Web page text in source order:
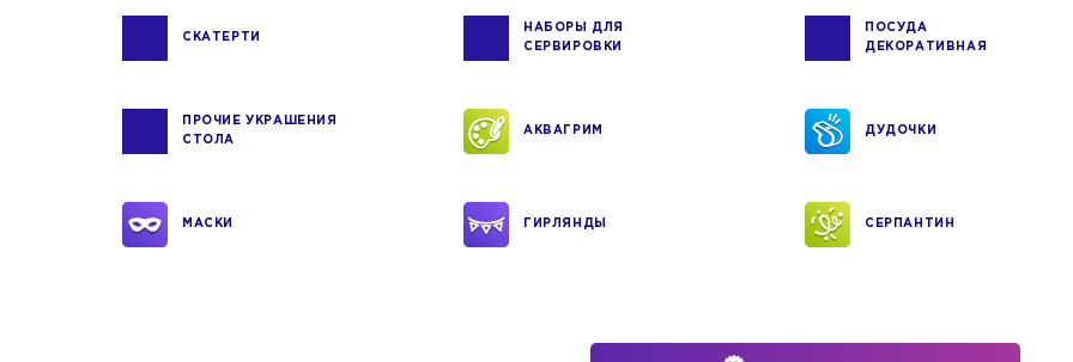
СКАТЕРТИ
НАБОРЫ ДЛЯ
СЕРВИРОВКИ
ПОСУДА
ДЕКОРАТИВНАЯ
ПРОЧИЕ УКРАШЕНИЯ
СТОЛА
АКВАГРИМ ДУДОЧКИ
МАСКИ ГИРЛЯНДЫ СЕРПАНТИН